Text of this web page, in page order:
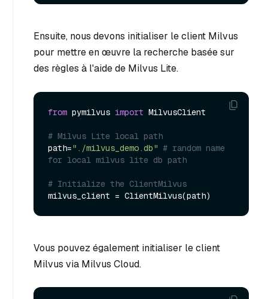
Ensuite, nous devons initialiser le client Milvus
pour mettre en œuvre la recherche basée sur
des règles à l'aide de Milvus Lite.
from pymilvus import MilvusClient
# Milvus Lite local path
path="./milvus_demo.db" # random name
for local milvus lite db path
# Initialize the ClientMilvus
Vous pouvez également initialiser le client
Milvus via Milvus Cloud.